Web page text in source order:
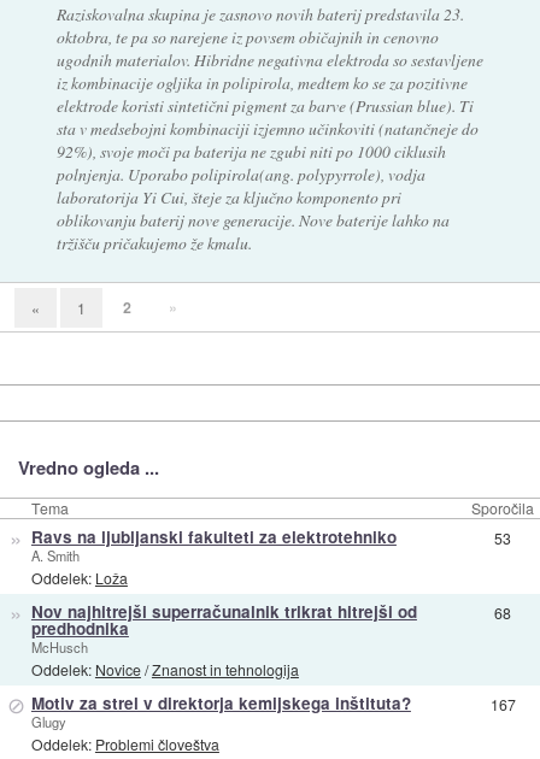
Raziskovalna skupina je zasnovo novih baterij predstavila 23.
oktobra, te pa so narejene iz povsem običajnih in cenovno
ugodnih materialov. Hibridne negativna elektroda so sestavljene
iz kombinacije ogljika in polipirola, medtem ko se za pozitivne
elektrode koristi sintetični pigment za barve (Prussian blue). Ti
sta v medsebojni kombinaciji izjemno učinkoviti (natančneje do
92%), svoje moči pa baterija ne zgubi niti po 1000 ciklusih
polnjenja. Uporabo polipirola(ang. polypyrrole), vodja
laboratorija Yi Cui, šteje za ključno komponento pri
oblikovanju baterij nove generacije. Nove baterije lahko na
tržišču pričakujemo že kmalu.
« 1 2 »
Vredno ogleda ...
Tema Sporočila
» Ravs na ljubljanski fakulteti za elektrotehniko
A. Smith
Oddelek: Loža
53
» Nov najhitrejši superračunalnik trikrat hitrejši od
predhodnika
McHusch
Oddelek: Novice/Znanost in tehnologija
68
⊘ Motiv za strel v direktorja kemijskega inštituta?
Glugy
Oddelek: Problemi človeštva
167